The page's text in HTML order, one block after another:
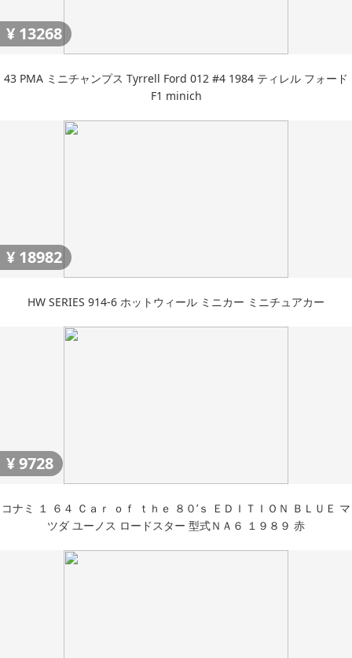
¥ 13268
43 PMA ミニチャンプス Tyrrell Ford 012 #4 1984 ティレル フォード
F1 minich
¥ 18982
HW SERIES 914-6 ホットウィール ミニカー ミニチュアカー
¥9728
コナミ １ ６４ Ｃａｒ ｏｆ ｔｈｅ ８０’ｓ ＥＤＩＴＩＯＮ ＢＬＵＥ マ
ツダ ユーノス ロードスター 型式ＮＡ６ １９８９ 赤